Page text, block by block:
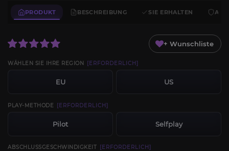
PRODUKT BESCHREIBUNG SIE ERHALTEN
+ Wunschliste
WÄHLEN SIE IHRE REGION [ERFORDERLICH]
EU US
PLAY-METHODE [ERFORDERLICH]
Pilot Selfplay
ABSCHLUSSGESCHWINDIGKEIT [ERFORDERLICH]